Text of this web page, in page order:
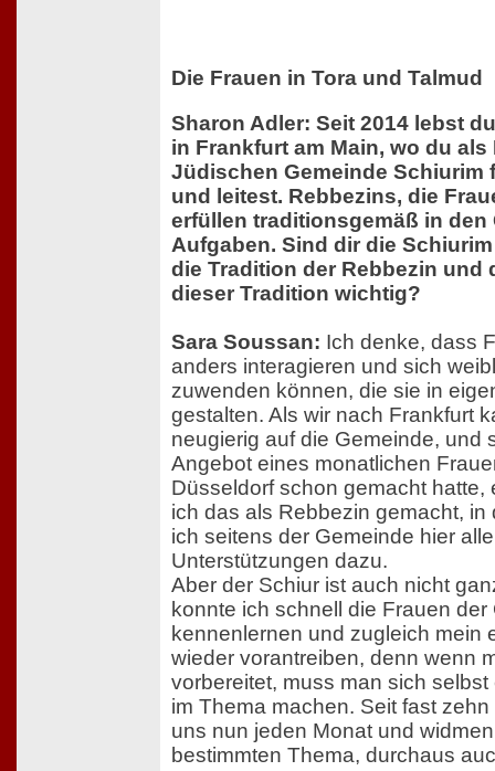
Die Frauen in Tora und Talmud
Sharon Adler: Seit 2014 lebst
in Frankfurt am Main, wo du
Jüdischen Gemeinde Schiurim
und leitest. Rebbezins, die
erfüllen traditionsgemäß in den
Aufgaben. Sind dir die
die Tradition der Rebbezin und
dieser Tradition wichtig?
Sara Soussan: Ich denke, dass
anders interagieren und sich
zuwenden können, die sie in
gestalten. Als wir nach Frankfurt
neugierig auf die Gemeinde, und
Angebot eines monatlichen
Düsseldorf schon gemacht hatte,
ich das als Rebbezin gemacht, in
ich seitens der Gemeinde hier
Unterstützungen dazu.
Aber der Schiur ist auch nicht
konnte ich schnell die Frauen der
kennenlernen und zugleich mein
wieder vorantreiben, denn wenn
vorbereitet, muss man sich
im Thema machen. Seit fast
uns nun jeden Monat und
bestimmten Thema, durchaus